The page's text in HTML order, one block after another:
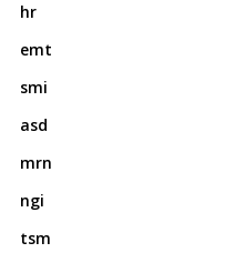
hr
emt
smi
asd
mrn
ngi
tsm